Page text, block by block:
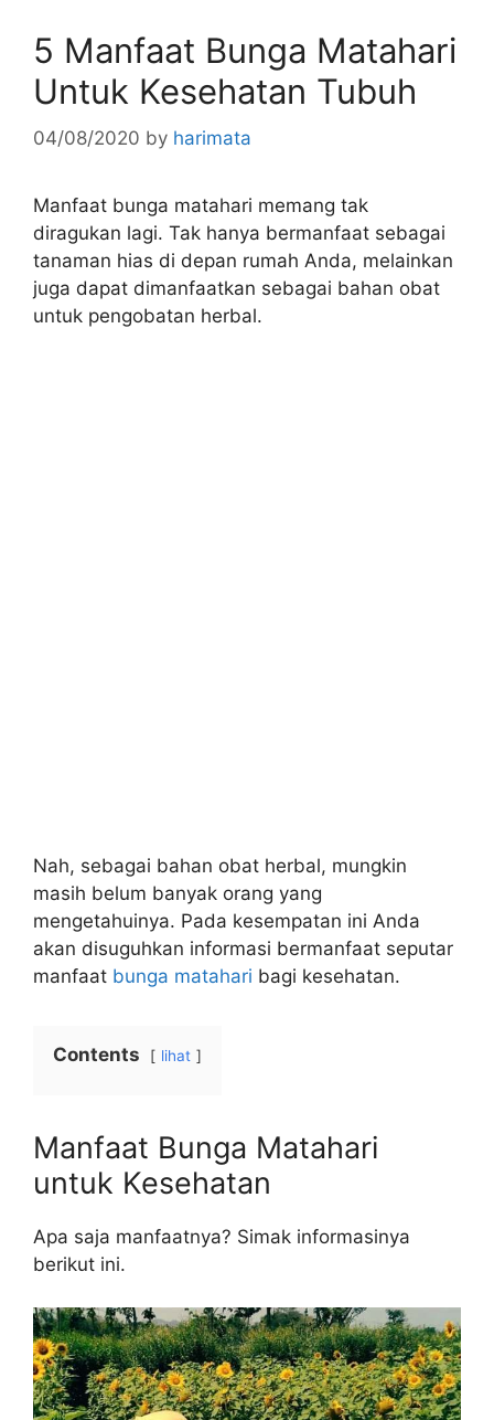
5 Manfaat Bunga Matahari
Untuk Kesehatan Tubuh
04/08/2020 by harimata
Manfaat bunga matahari memang tak
diragukan lagi. Tak hanya bermanfaat sebagai
tanaman hias di depan rumah Anda, melainkan
juga dapat dimanfaatkan sebagai bahan obat
untuk pengobatan herbal.
Nah, sebagai bahan obat herbal, mungkin
masih belum banyak orang yang
mengetahuinya. Pada kesempatan ini Anda
akan disuguhkan informasi bermanfaat seputar
manfaat bunga matahari bagi kesehatan.
Contents lihat
Manfaat Bunga Matahari
untuk Kesehatan
Apa saja manfaatnya? Simak informasinya
berikut ini.